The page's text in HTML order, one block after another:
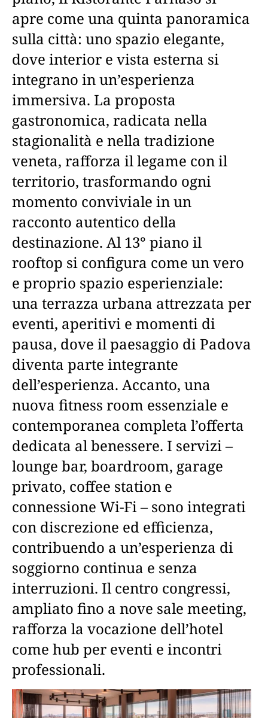
apre come una quinta panoramica
sulla città: uno spazio elegante,
dove interior e vista esterna si
integrano in un’esperienza
immersiva. La proposta
gastronomica, radicata nella
stagionalità e nella tradizione
veneta, rafforza il legame con il
territorio, trasformando ogni
momento conviviale in un
racconto autentico della
destinazione. Al 13° piano il
rooftop si configura come un vero
e proprio spazio esperienziale:
una terrazza urbana attrezzata per
eventi, aperitivi e momenti di
pausa, dove il paesaggio di Padova
diventa parte integrante
dell’esperienza. Accanto, una
nuova fitness room essenziale e
contemporanea completa l’offerta
dedicata al benessere. I servizi –
lounge bar, boardroom, garage
privato, coffee station e
connessione Wi-Fi – sono integrati
con discrezione ed efficienza,
contribuendo a un’esperienza di
soggiorno continua e senza
interruzioni. Il centro congressi,
ampliato fino a nove sale meeting,
rafforza la vocazione dell’hotel
come hub per eventi e incontri
professionali.